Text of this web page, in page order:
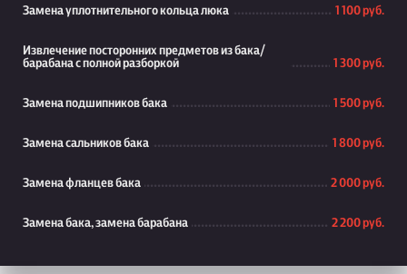
Замена уплотнительного кольца люка 1 100 руб.
Извлечение посторонних предметов из бака/
барабана с полной разборкой
1 300 руб.
Замена подшипников бака 1 500 руб.
Замена сальников бака 1 800 руб.
Замена фланцев бака 2 000 руб.
Замена бака, замена барабана 2 200 руб.